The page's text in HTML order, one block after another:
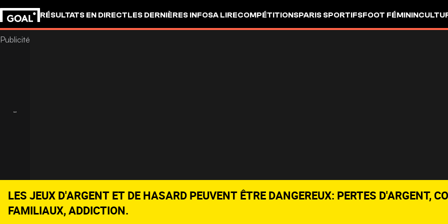
RÉSULTATS EN DIRECTLES DERNIÈRES INFOSA LIRECOMPÉTITIONSPARIS SPORTIFSFOOT FÉMININ
LES JEUX D'ARGENT ET DE HASARD PEUVENT ÊTRE DANGEREUX: PERTES D'ARGENT,
FAMILIAUX, ADDICTION.